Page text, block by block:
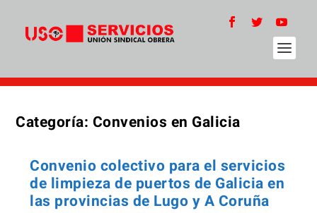
Categoría: Convenios en Galicia
Convenio colectivo para el servicios
de limpieza de puertos de Galicia en
las provincias de Lugo y A Coruña